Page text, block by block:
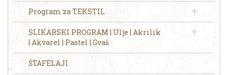
Program za TEKSTIL
SLIKARSKI PROGRAM | Ulje | Akrilik
| Akvarel | Pastel | Gvaš
ŠTAFELAJI